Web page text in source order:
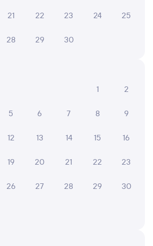
21 22 23 24 25
28 29 30
1
2
5 6 7 8 9
12 13 14 15 16
19 20 21 22 23
26 27 28 29 30